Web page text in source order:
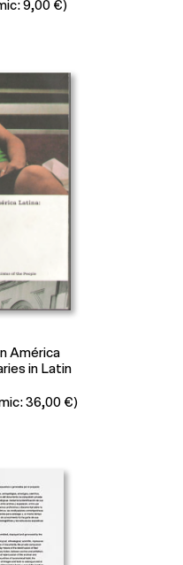
9,00 €)
América
in Latin
36,00 €)